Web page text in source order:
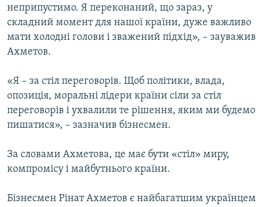
неприпустимо. Я переконаний, що зараз, у
складний момент для нашої країни, дуже важливо
мати холодні голови і зважений підхід», – зауважив
Ахметов.
«Я – за стіл переговорів. Щоб політики, влада,
опозиція, моральні лідери країни сіли за стіл
переговорів і ухвалили те рішення, яким ми будемо
пишатися», – зазначив бізнесмен.
За словами Ахметова, це має бути «стіл» миру,
компромісу і майбутнього країни.
Бізнесмен Рінат Ахметов є найбагатшим українцем